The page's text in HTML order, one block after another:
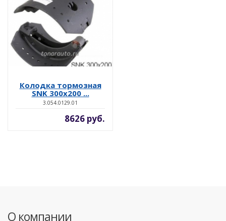
Колодка тормозная
SNK 300x200 ...
3.054.0129.01
8626 руб.
О компании